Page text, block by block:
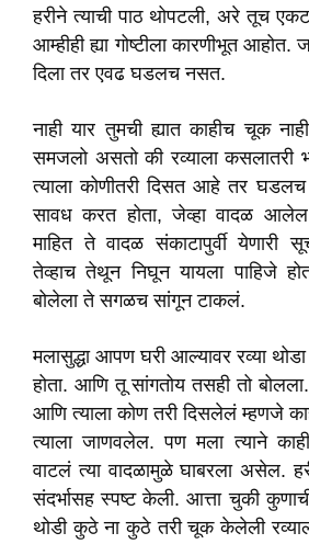
हरीने त्याची पाठ थोपटली, अरे तूच
आम्हीही ह्या गोष्टीला कारणीभूत आहोत.
दिला तर एवढ घडलच नसत.
नाही यार तुमची ह्यात काहीच चूक
समजलो असतो की रव्याला कसलातरी
त्याला कोणीतरी दिसत आहे तर घडलच
सावध करत होता, जेव्हा वादळ
माहित ते वादळ संकाटापुर्वी येणारी
तेव्हाच तेथून निघून यायला पाहिजे
बोलेला ते सगळच सांगून टाकलं.
मलासुद्धा आपण घरी आल्यावर रव्या
होता. आणि तू सांगतोय तसही तो
आणि त्याला कोण तरी दिसलेलं म्हणजे
त्याला जाणवलेल. पण मला त्याने
वाटलं त्या वादळामुळे घाबरला असेल.
संदर्भासह स्पष्ट केली. आत्ता चुकी
थोडी कुठे ना कुठे तरी चूक केलेली